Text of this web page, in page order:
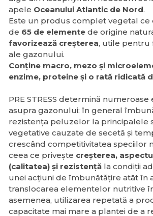
apele Oceanului Atlantic de Nord.
Este un produs complet vegetal ce
de 65 de elemente de origine
favorizează creșterea, utile pentru
ale gazonului.
Conține macro, mezo și
enzime, proteine și o rată ridicată
PRE STRESS determină
asupra gazonului: în general
rezistența peluzelor la principalele
vegetative cauzate de secetă și
crescând competitivitatea speciilor
ceea ce privește creșterea,
(calitatea) și rezistență la condiții
unei acțiuni de îmbunătățire atât în
translocarea elementelor nutritive
asemenea, utilizarea repetată a
capacitate mai mare a plantei de a